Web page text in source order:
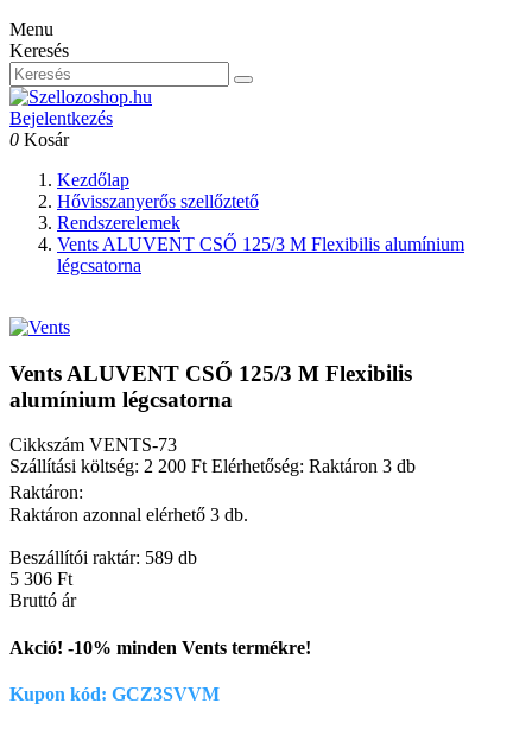
Menu
Keresés
Bejelentkezés
0 Kosár
Kezdőlap
Hővisszanyerős szellőztető
Rendszerelemek
Vents ALUVENT CSŐ 125/3 M Flexibilis alumínium
légcsatorna
Vents ALUVENT CSŐ 125/3 M Flexibilis
alumínium légcsatorna
Cikkszám VENTS-73
Szállítási költség: 2 200 FtElérhetőség: Raktáron 3 db
Raktáron:
Raktáron azonnal elérhető 3 db.
Beszállítói raktár: 589 db
5 306 Ft
Bruttó ár
Akció! -10% minden Vents termékre!
Kupon kód: GCZ3SVVM